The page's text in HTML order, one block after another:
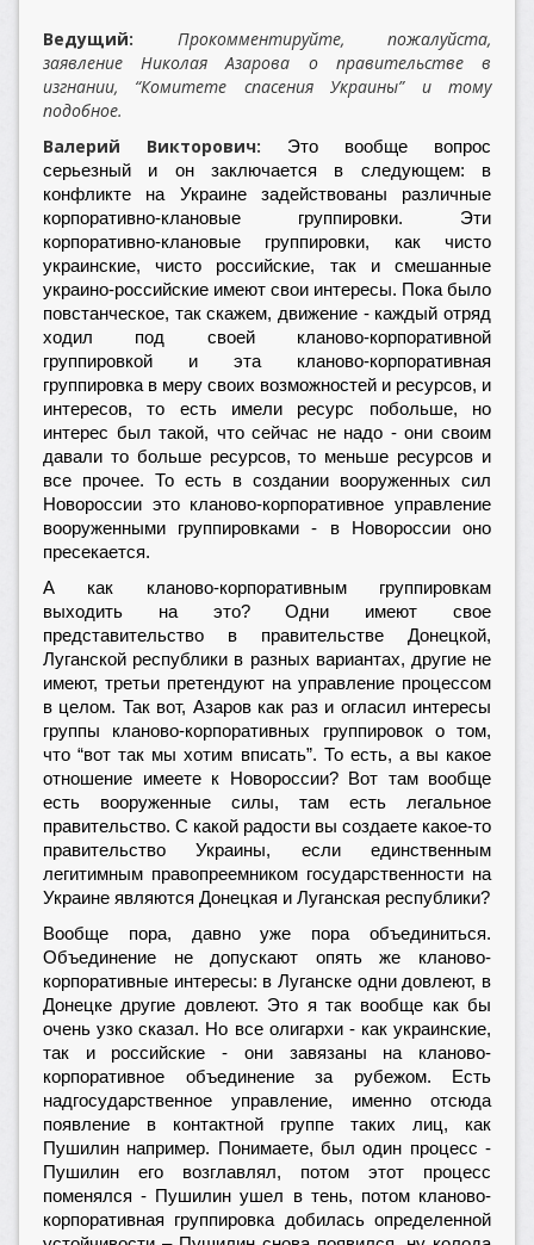
Ведущий:
Прокомментируйте, пожалуйста,
заявление Николая Азарова о правительстве в
изгнании, “Комитете спасения Украины” и тому
подобное.
Валерий Викторович: Это вообще вопрос
серьезный и он заключается в следующем: в
конфликте на Украине задействованы различные
корпоративно-клановые группировки. Эти
корпоративно-клановые группировки, как чисто
украинские, чисто российские, так и смешанные
украино-российские имеют свои интересы. Пока было
повстанческое, так скажем, движение - каждый отряд
ходил под своей кланово-корпоративной
группировкой и эта кланово-корпоративная
группировка в меру своих возможностей и ресурсов, и
интересов, то есть имели ресурс побольше, но
интерес был такой, что сейчас не надо - они своим
давали то больше ресурсов, то меньше ресурсов и
все прочее. То есть в создании вооруженных сил
Новороссии это кланово-корпоративное управление
вооруженными группировками - в Новороссии оно
пресекается.
А как кланово-корпоративным группировкам
выходить на это? Одни имеют свое
представительство в правительстве Донецкой,
Луганской республики в разных вариантах, другие не
имеют, третьи претендуют на управление процессом
в целом. Так вот, Азаров как раз и огласил интересы
группы кланово-корпоративных группировок о том,
что “вот так мы хотим вписать”. То есть, а вы какое
отношение имеете к Новороссии? Вот там вообще
есть вооруженные силы, там есть легальное
правительство. С какой радости вы создаете какое-то
правительство Украины, если единственным
легитимным правопреемником государственности на
Украине являются Донецкая и Луганская республики?
Вообще пора, давно уже пора объединиться.
Объединение не допускают опять же кланово-
корпоративные интересы: в Луганске одни довлеют, в
Донецке другие довлеют. Это я так вообще как бы
очень узко сказал. Но все олигархи - как украинские,
так и российские - они завязаны на кланово-
корпоративное объединение за рубежом. Есть
надгосударственное управление, именно отсюда
появление в контактной группе таких лиц, как
Пушилин например. Понимаете, был один процесс -
Пушилин его возглавлял, потом этот процесс
поменялся - Пушилин ушел в тень, потом кланово-
корпоративная группировка добилась определенной